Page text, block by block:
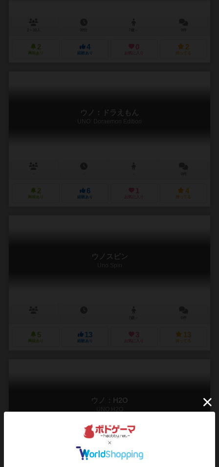
2
興味あり
4
経験あり
0
お気に入り
2
持ってる
ウノ：ドラえもん
UNO: Doraemon Edition
2
興味あり
6
経験あり
1
お気に入り
4
持ってる
ウノスピン
Uno Spin
5
興味あり
13
経験あり
3
お気に入り
13
持ってる
ウノ：H2O
UNO H2O